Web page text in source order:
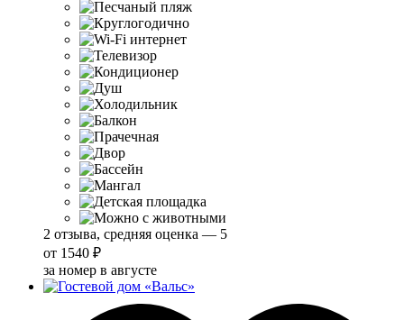
2 отзыва, средняя оценка — 5
от 1540 ₽
за номер в августе